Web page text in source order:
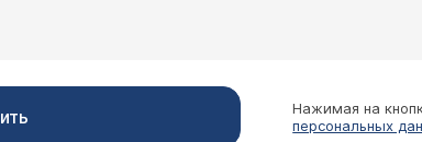
Нажимая на
персональных